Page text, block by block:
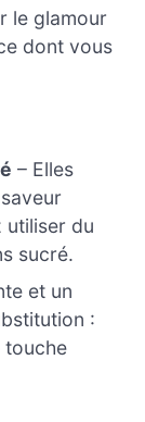
le glamour
dont vous
– Elles
utiliser du
sucré.
et un
:
touche